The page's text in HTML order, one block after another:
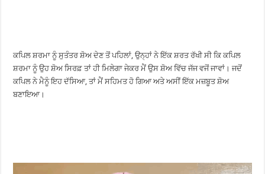
ਕਪਿਲ ਸ਼ਰਮਾ ਨੂੰ ਸੁਤੰਤਰ ਸ਼ੋਅ ਦੇਣ ਤੋਂ ਪਹਿਲਾਂ, ਉਨ੍ਹਾਂ ਨੇ ਇੱਕ ਸ਼ਰਤ ਰੱਖੀ ਸੀ ਕਿ ਕਪਿਲ
ਸ਼ਰਮਾ ਨੂੰ ਉਹ ਸ਼ੋਅ ਸਿਰਫ਼ ਤਾਂ ਹੀ ਮਿਲੇਗਾ ਜੇਕਰ ਮੈਂ ਉਸ ਸ਼ੋਅ ਵਿੱਚ ਜੱਜ ਵਜੋਂ ਜਾਵਾਂ। ਜਦੋਂ
ਕਪਿਲ ਨੇ ਮੈਨੂੰ ਇਹ ਦੱਸਿਆ, ਤਾਂ ਮੈਂ ਸਹਿਮਤ ਹੋ ਗਿਆ ਅਤੇ ਅਸੀਂ ਇੱਕ ਮਜ਼ਬੂਤ ​​ਸ਼ੋਅ
ਬਣਾਇਆ।